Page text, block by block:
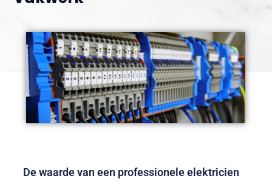
De waarde van een professionele elektricien